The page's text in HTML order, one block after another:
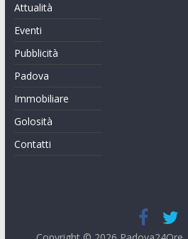
Attualità
Eventi
Pubblicità
Padova
Immobiliare
Golosità
Contatti